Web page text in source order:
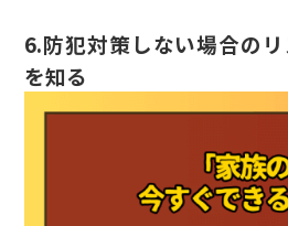
6.防犯対策しない場合の
を知る